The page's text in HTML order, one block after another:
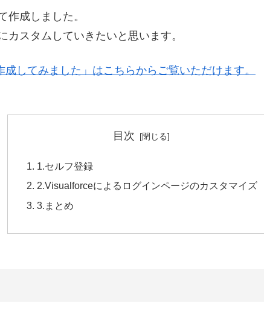
作成しました。
スタムしていきたいと思います。
してみました」はこちらからご覧いただけます。
目次
1.セルフ登録
2.Visualforceによるログインページのカスタマイズ
3.まとめ